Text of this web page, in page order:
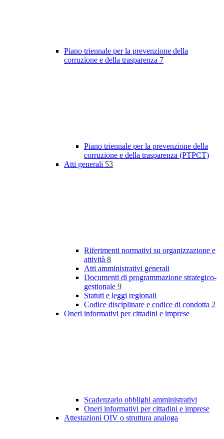
Piano triennale per la prevenzione della
corruzione e della trasparenza 7
Piano triennale per la prevenzione della
corruzione e della trasparenza (PTPCT)
Atti generali 53
Riferimenti normativi su organizzazione e
attività 8
Atti amministrativi generali
Documenti di programmazione strategico-
gestionale 9
Statuti e leggi regionali
Codice disciplinare e codice di condotta 2
Oneri informativi per cittadini e imprese
Scadenzario obblighi amministrativi
Oneri informativi per cittadini e imprese
Attestazioni OIV o struttura analoga